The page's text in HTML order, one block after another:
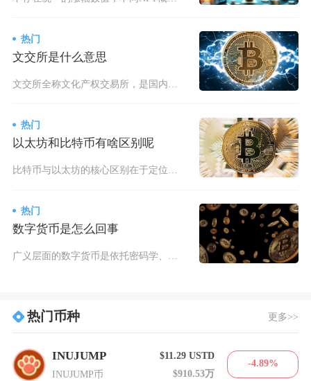
热门
文交所是什么意思
热门
以太坊和比特币有啥区别呢
热门
数字货币是怎么回事
广义层面的数字货币是依托密码学、分布式账本技术，以数字化形式承载价值的资产统称，市场大众以
热门币种 更多>>
INUJUMP
INUJUMP币
$11.29USTD
$910.53万
-4.89%